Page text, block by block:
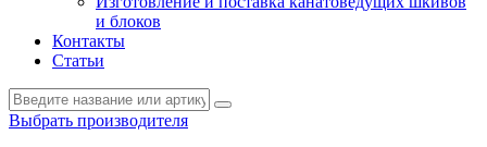
и блоков
Контакты
Статьи
Выбрать производителя